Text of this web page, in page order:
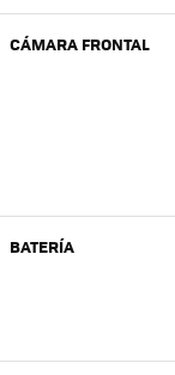
CÁMARA FRONTAL
BATERÍA